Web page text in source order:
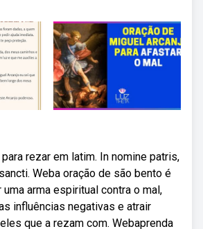
rezar em latim. In nomine patris,
Weba oração de são bento é
arma espiritual contra o mal,
influências negativas e atrair
que a rezam com. Webaprenda